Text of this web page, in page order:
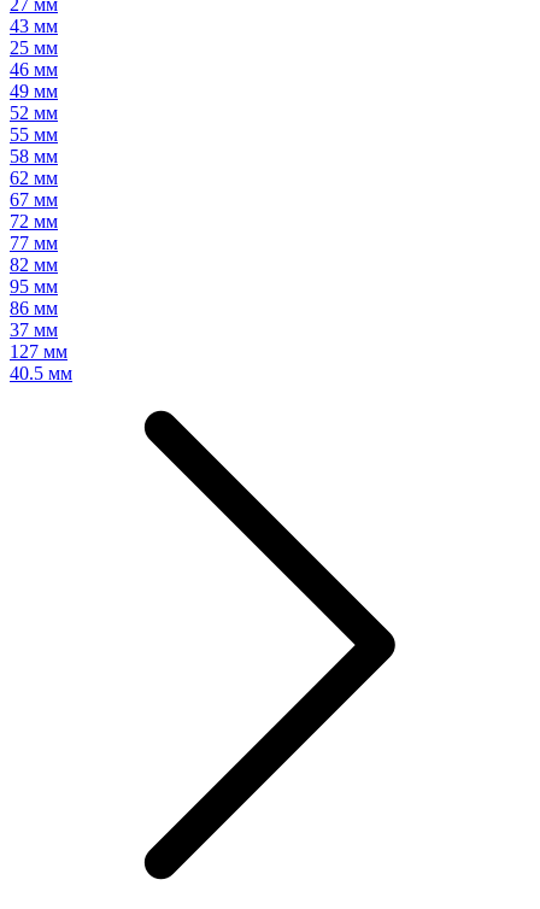
27 мм
43 мм
25 мм
46 мм
49 мм
52 мм
55 мм
58 мм
62 мм
67 мм
72 мм
77 мм
82 мм
95 мм
86 мм
37 мм
127 мм
40.5 мм